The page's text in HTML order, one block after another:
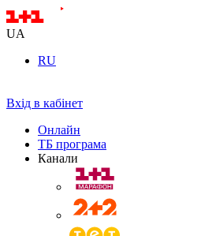
UA
RU
Вхід в кабінет
Онлайн
ТБ програма
Канали